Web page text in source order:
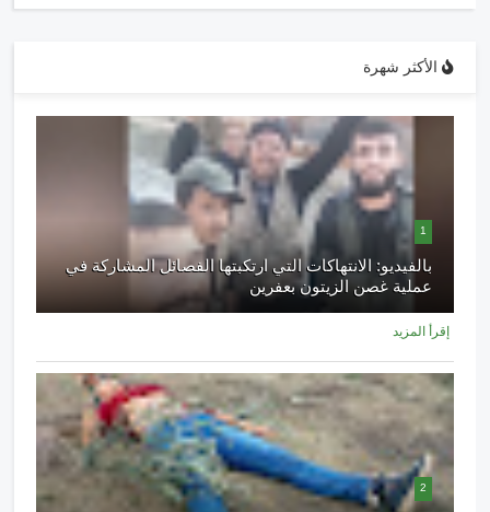
الأكثر شهرة
1
بالفيديو: الانتهاكات التي ارتكبتها الفصائل المشاركة في
عملية غصن الزيتون بعفرين
إقرأ المزيد
2